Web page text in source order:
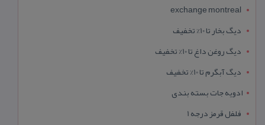
exchange montreal
دیگ بخار تا 10% تخفیف
دیگ روغن داغ تا 10% تخفیف
دیگ آبگرم تا 10% تخفیف
ادویه جات بسته بندی
فلفل قرمز درجه 1